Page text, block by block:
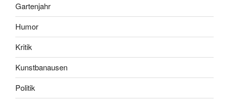
Gartenjahr
Humor
Kritik
Kunstbanausen
Politik